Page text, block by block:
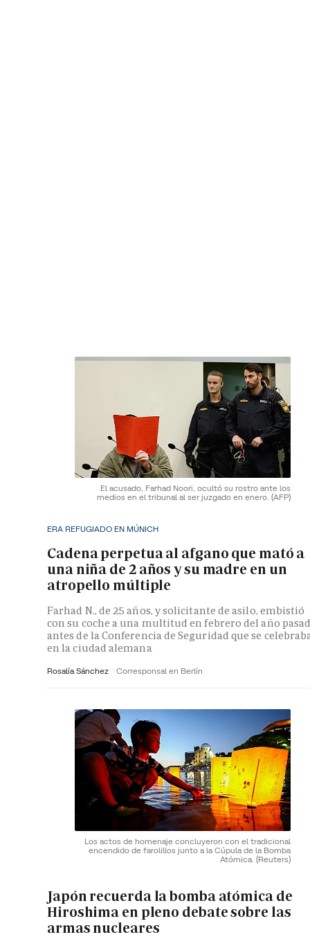
El acusado, Farhad Noori, ocultó su rostro ante los
medios en el tribunal al ser juzgado en enero. (AFP)
ERA REFUGIADO EN MÚNICH
Cadena perpetua al afgano que mató a
una niña de 2 años y su madre en un
atropello múltiple
Farhad N., de 25 años, y solicitante de asilo, embistió
con su coche a una multitud en febrero del año
antes de la Conferencia de Seguridad que se
en la ciudad alemana
Rosalía Sánchez Corresponsal en Berlín
Los actos de homenaje concluyeron con el tradicional
encendido de farolillos junto a la Cúpula de la Bomba
Atómica. (Reuters)
Japón recuerda la bomba atómica de
Hiroshima en pleno debate sobre las
armas nucleares